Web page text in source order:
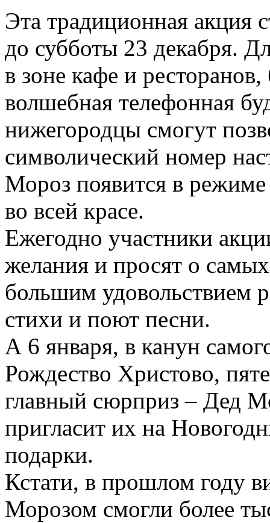
Эта традиционная акция
до субботы 23 декабря.
в зоне кафе и
волшебная телефонная
нижегородцы смогут
символический номер
Мороз появится в режиме
во всей красе.
Ежегодно участники
желания и просят о
большим удовольствием
стихи и поют песни.
А 6 января, в канун
Рождество Христово,
главный сюрприз – Дед
пригласит их на
подарки.
Кстати, в прошлом году
Морозом смогли более